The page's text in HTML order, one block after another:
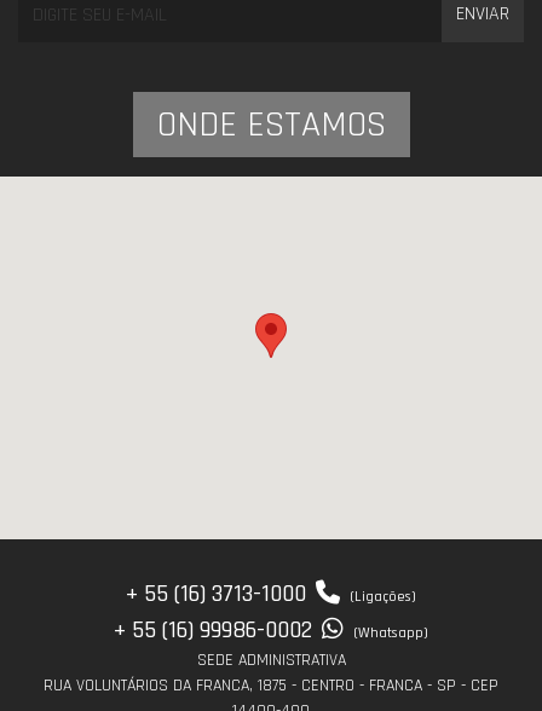
ENVIAR
ONDE ESTAMOS
+ 55 (16) 3713-1000 (Ligações)
+ 55 (16) 99986-0002 (Whatsapp)
SEDE ADMINISTRATIVA
RUA VOLUNTÁRIOS DA FRANCA, 1875 - CENTRO - FRANCA - SP - CEP